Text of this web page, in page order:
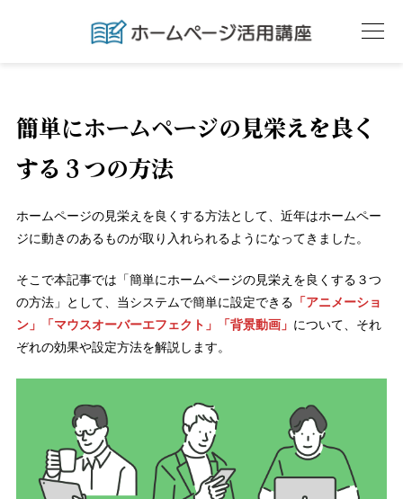
簡単にホームページの見栄えを良く
する３つの方法
ホームページの見栄えを良くする方法として、近年はホームペー
ジに動きのあるものが取り入れられるようになってきました。
そこで本記事では「簡単にホームページの見栄えを良くする３つ
の方法」として、当システムで簡単に設定できる 「アニメーショ
ン」「マウスオーバーエフェクト」「背景動画」 について、それ
ぞれの効果や設定方法を解説します。